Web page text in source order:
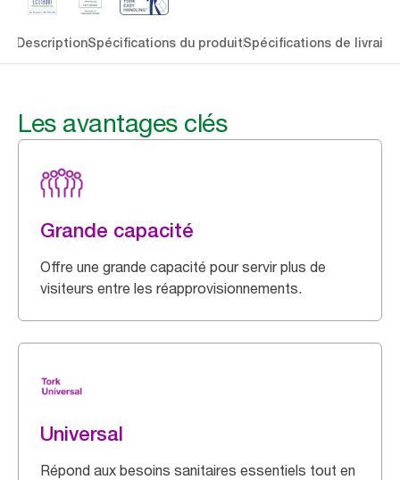
DescriptionSpécifications du produitSpécifications de
Les avantages clés
Grande capacité
Offre une grande capacité pour servir plus de
visiteurs entre les réapprovisionnements.
Universal
Répond aux besoins sanitaires essentiels tout en